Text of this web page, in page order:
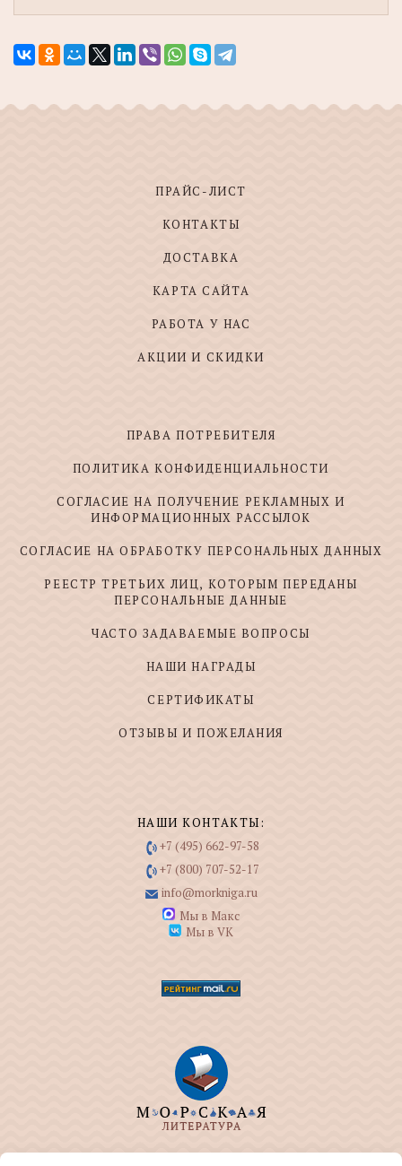
ПРАЙС-ЛИСТ
КОНТАКТЫ
ДОСТАВКА
КАРТА САЙТА
РАБОТА У НАС
АКЦИИ И СКИДКИ
ПРАВА ПОТРЕБИТЕЛЯ
ПОЛИТИКА КОНФИДЕНЦИАЛЬНОСТИ
СОГЛАСИЕ НА ПОЛУЧЕНИЕ РЕКЛАМНЫХ И
ИНФОРМАЦИОННЫХ РАССЫЛОК
СОГЛАСИЕ НА ОБРАБОТКУ ПЕРСОНАЛЬНЫХ ДАННЫХ
РЕЕСТР ТРЕТЬИХ ЛИЦ, КОТОРЫМ ПЕРЕДАНЫ
ПЕРСОНАЛЬНЫЕ ДАННЫЕ
ЧАСТО ЗАДАВАЕМЫЕ ВОПРОСЫ
НАШИ НАГРАДЫ
СЕРТИФИКАТЫ
ОТЗЫВЫ И ПОЖЕЛАНИЯ
НАШИ КОНТАКТЫ:
+7 (495) 662-97-58
+7 (800) 707-52-17
info@morkniga.ru
Мы в Макс
Мы в VK